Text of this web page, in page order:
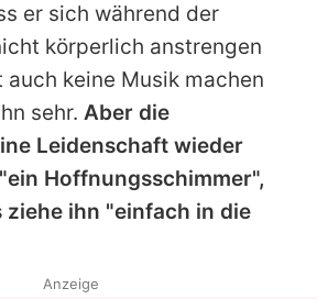
er sich während der
körperlich anstrengen
keine Musik machen
sehr. Aber die
Leidenschaft wieder
Hoffnungsschimmer",
ziehe ihn "einfach in die
Anzeige